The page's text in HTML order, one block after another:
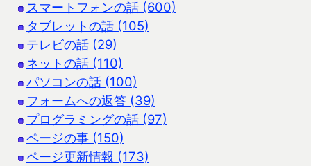
スマートフォンの話 (600)
タブレットの話 (105)
テレビの話 (29)
ネットの話 (110)
パソコンの話 (100)
フォームへの返答 (39)
プログラミングの話 (97)
ページの事 (150)
ページ更新情報 (173)